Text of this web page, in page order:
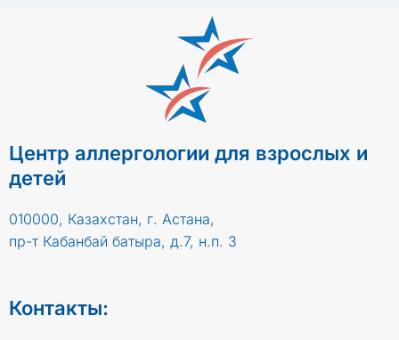
Центр аллергологии для взрослых и
детей
010000, Казахстан, г. Астана,
пр-т Кабанбай батыра, д.7, н.п. 3
Контакты: